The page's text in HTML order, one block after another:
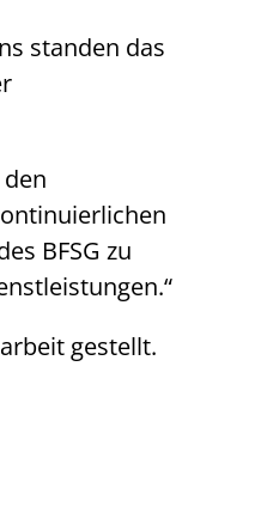
standen das
BFSG zu
gestellt.